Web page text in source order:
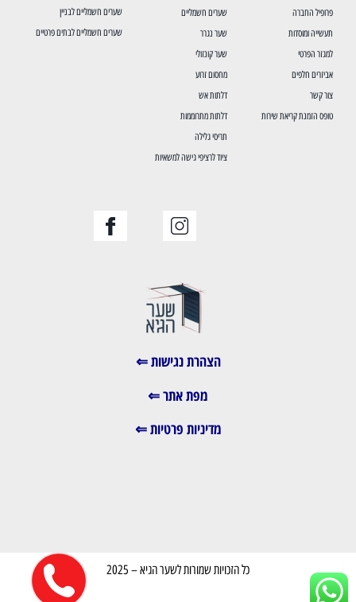
פרופיל החברה
תעשייה ומוסדות
למגזר הפרטי
אביזרים חלפים
צור קשר
טופס הזמנת קריאת שירות
שערים חשמליים
שער נגרר
שער קונזולי
מחסום זרוע
דלתות אש
דלתות מתרוממות
תריסי גלילה
ציוד לרציפי גישה למשאיות
שערים חשמליים לבניין
שערים חשמליים לבתים פרטיים
הצהרת נגישות ⇐
מפת אתר ⇐
מדיניות פרטיות ⇐
כל הזכויות שמורות לשער הגיא – 2025